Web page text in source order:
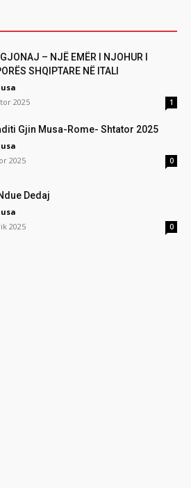
– NJË EMËR I NJOHUR I
SHQIPTARE NË ITALI
2025
1
Gjin Musa-Rome- Shtator 2025
2025
0
Dedaj
2025
0